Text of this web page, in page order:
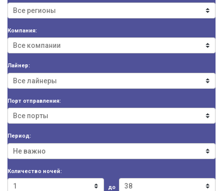
Компания:
Лайнер:
Порт отправления:
Период:
Количество ночей:
до